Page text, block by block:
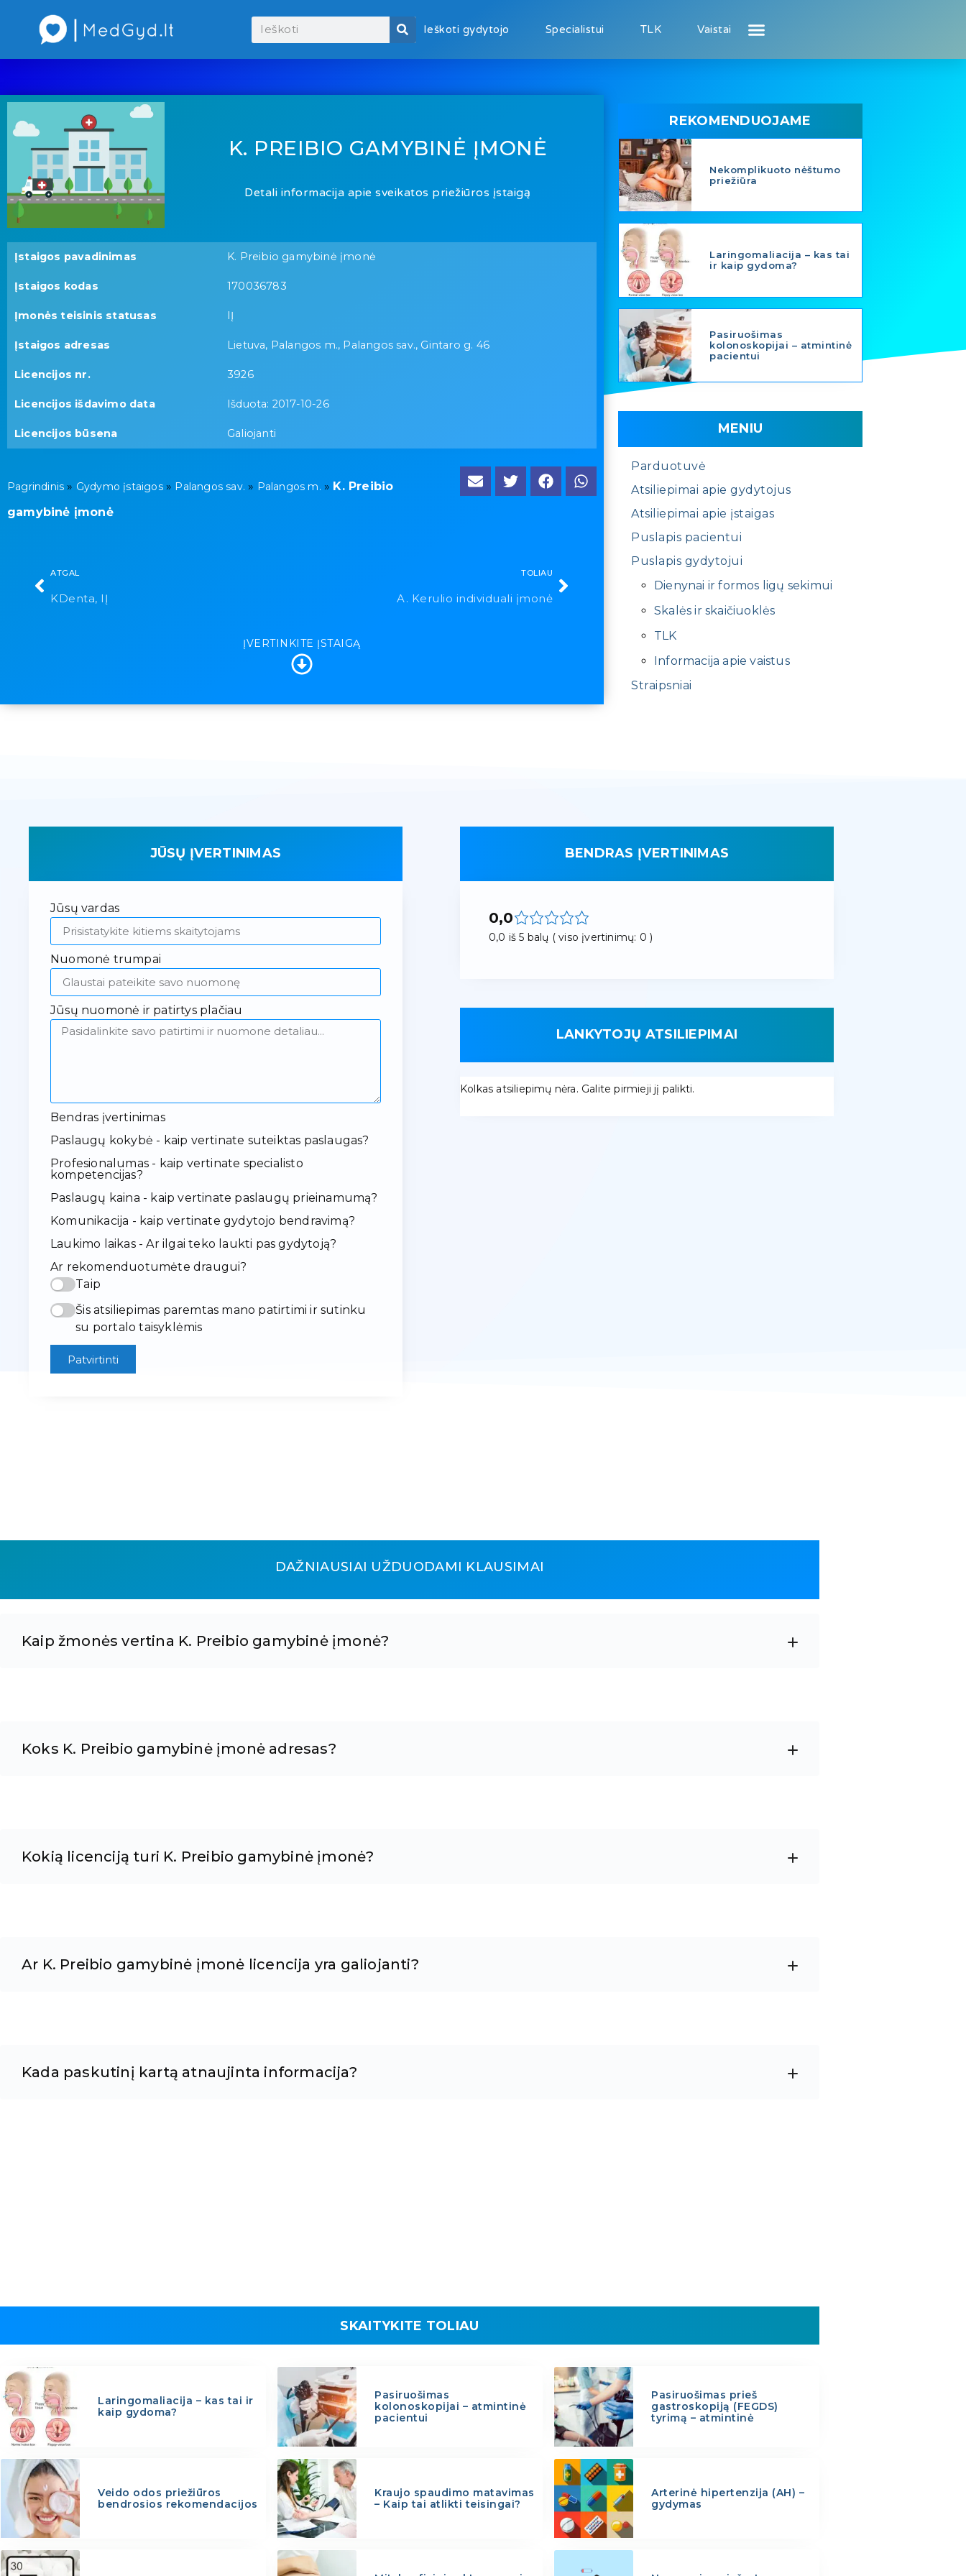
Ieškoti gydytojo Specialistui TLK Vaistai
K. PREIBIO GAMYBINĖ ĮMONĖ
Detali informacija apie sveikatos priežiūros įstaigą
Įstaigos pavadinimas K. Preibio gamybinė įmonė
Įstaigos kodas 170036783
Įmonės teisinis statusas IĮ
Įstaigos adresas Lietuva, Palangos m., Palangos sav., Gintaro g. 46
Licencijos nr. 3926
Licencijos išdavimo data Išduota: 2017-10-26
Licencijos būsena Galiojanti
Pagrindinis » Gydymo įstaigos» Palangos sav. » Palangos m. » K. Preibio
gamybinė įmonė
ATGAL
KDenta, IĮ
TOLIAU
A. Kerulio individuali įmonė
ĮVERTINKITE ĮSTAIGĄ
REKOMENDUOJAME
Nekomplikuoto nėštumo
priežiūra
Laringomaliacija – kas tai
ir kaip gydoma?
Pasiruošimas
kolonoskopijai – atmintinė
pacientui
MENIU
Parduotuvė
Atsiliepimai apie gydytojus
Atsiliepimai apie įstaigas
Puslapis pacientui
Puslapis gydytojui
Dienynai ir formos ligų sekimui
Skalės ir skaičiuoklės
TLK
Informacija apie vaistus
Straipsniai
JŪSŲ ĮVERTINIMAS
Jūsų vardas
Nuomonė trumpai
Jūsų nuomonė ir patirtys plačiau
Bendras įvertinimas
Paslaugų kokybė - kaip vertinate suteiktas paslaugas?
Profesionalumas - kaip vertinate specialisto
kompetencijas?
Paslaugų kaina - kaip vertinate paslaugų prieinamumą?
Komunikacija - kaip vertinate gydytojo bendravimą?
Laukimo laikas - Ar ilgai teko laukti pas gydytoją?
Ar rekomenduotumėte draugui?
Taip
Šis atsiliepimas paremtas mano patirtimi ir sutinku
su portalo taisyklėmis
Patvirtinti
BENDRAS ĮVERTINIMAS
0,0
0,0 iš 5 balų ( viso įvertinimų: 0 )
LANKYTOJŲ ATSILIEPIMAI
Kolkas atsiliepimų nėra. Galite pirmieji jį palikti.
DAŽNIAUSIAI UŽDUODAMI KLAUSIMAI
Kaip žmonės vertina K. Preibio gamybinė įmonė?
Koks K. Preibio gamybinė įmonė adresas?
Kokią licenciją turi K. Preibio gamybinė įmonė?
Ar K. Preibio gamybinė įmonė licencija yra galiojanti?
Kada paskutinį kartą atnaujinta informacija?
SKAITYKITE TOLIAU
Laringomaliacija – kas tai ir
kaip gydoma?
Pasiruošimas
kolonoskopijai – atmintinė
pacientui
Pasiruošimas prieš
gastroskopiją (FEGDS)
tyrimą – atmintinė
Veido odos priežiūros
bendrosios rekomendacijos
Kraujo spaudimo matavimas
– Kaip tai atlikti teisingai?
Arterinė hipertenzija (AH) –
gydymas